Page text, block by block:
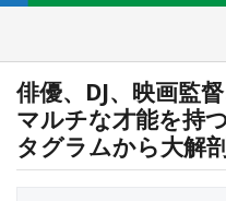
俳優、DJ、映画監
マルチな才能を持
タグラムから大解